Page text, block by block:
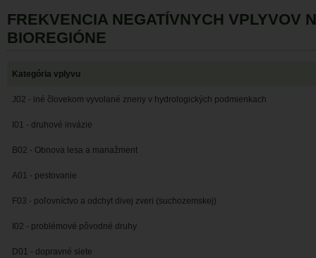
FREKVENCIA NEGATÍVNYCH VPLYVOV
BIOREGIÓNE
Kategória vplyvu
J02 - iné človekom vyvolané zneny v hydrologických podmienkach
I01 - druhové invázie
B02 - Obnova lesa a manažment
A01 - pestovanie
F03 - poľovníctvo a odchyt divej zveri (suchozemskej)
I02 - problémové pôvodné druhy
D01 - dopravné siete